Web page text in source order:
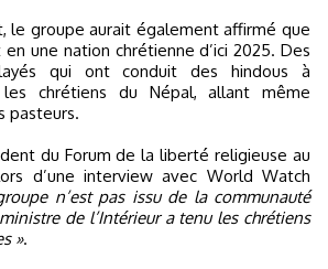
le groupe aurait également affirmé que
une nation chrétienne d’ici 2025. Des
qui ont conduit des hindous à
chrétiens du Népal, allant même
pasteurs.
du Forum de la liberté religieuse au
d’une interview avec World Watch
n’est pas issu de la communauté
de l’Intérieur a tenu les chrétiens
».